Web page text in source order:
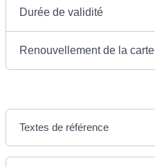
Durée de validité
Renouvellement de la carte
Textes de référence